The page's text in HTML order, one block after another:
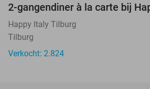
2-gangendiner à la carte bij
Happy Italy Tilburg
Tilburg
Verkocht: 2.824